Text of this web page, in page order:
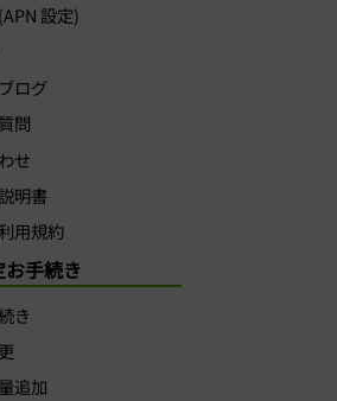
設定)
ログ
問
せ
明書
用規約
手続き
き
追加